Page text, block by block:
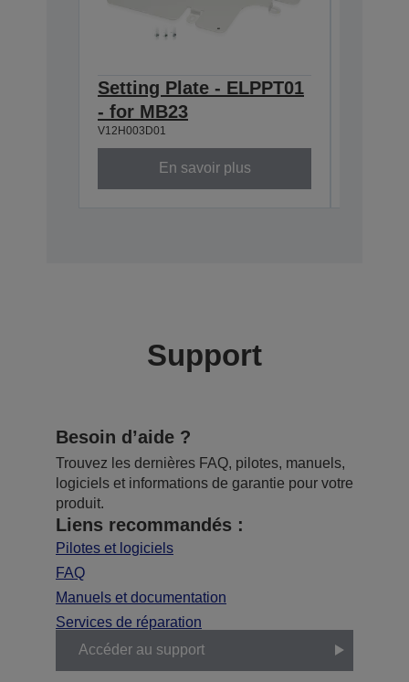
Setting Plate - ELPPT01
- for MB23
V12H003D01
En savoir plus
Support
Besoin d’aide ?
Trouvez les dernières FAQ, pilotes, manuels,
logiciels et informations de garantie pour votre
produit.
Liens recommandés :
Pilotes et logiciels
FAQ
Manuels et documentation
Services de réparation
Accéder au support